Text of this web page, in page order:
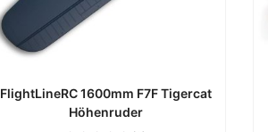
FlightLineRC 1600mm F7F Tigercat
Höhenruder